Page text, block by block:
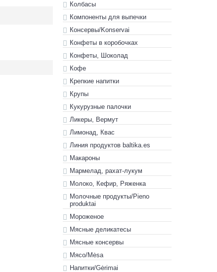
Колбасы
Компоненты для выпечки
Консервы/Konservai
Конфеты в кoробочках
Конфеты, Шоколад
Кофе
Крепкие напитки
Крупы
Кукурузные палочки
Ликеры, Вермут
Лимонад, Квас
Линия продуктов baltika.es
Макароны
Мармелад, рахат-лукум
Молоко, Кефир, Ряженка
Молочные продукты/Pieno
produktai
Мороженое
Мясные деликатесы
Мясные консервы
Мясо/Mėsa
Напитки/Gėrimai